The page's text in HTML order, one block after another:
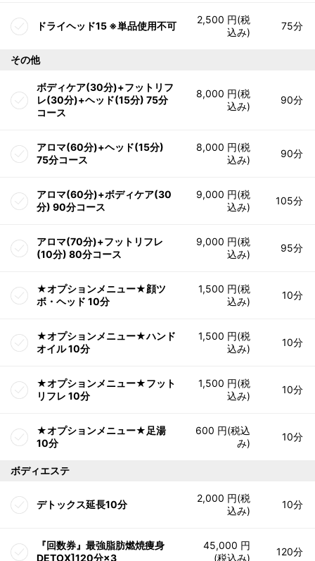
ドライヘッド15 ※単品使用不可
2,500 円(税
込み)
75分
その他
ボディケア(30分)+フットリフ
レ(30分)+ヘッド(15分) 75分
コース
8,000 円(税
込み)
90分
アロマ(60分)+ヘッド(15分)
75分コース
8,000 円(税
込み)
90分
アロマ(60分)+ボディケア(30
分) 90分コース
9,000 円(税
込み)
105分
アロマ(70分)+フットリフレ
(10分) 80分コース
9,000 円(税
込み)
95分
★オプションメニュー★顔ツ
ボ・ヘッド 10分
1,500 円(税
込み)
10分
★オプションメニュー★ハンド
オイル 10分
1,500 円(税
込み)
10分
★オプションメニュー★フット
リフレ 10分
1,500 円(税
込み)
10分
★オプションメニュー★足湯
10分
600 円(税込
み)
10分
ボディエステ
デトックス延長10分
2,000 円(税
込み)
10分
『回数券』最強脂肪燃焼痩身
DETOX]120分×3
45,000 円
(税込み)
120分